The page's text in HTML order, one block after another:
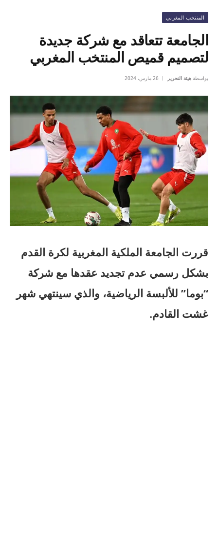
المنتخب المغربي
الجامعة تتعاقد مع شركة جديدة
لتصميم قميص المنتخب المغربي
بواسطة هيئة التحرير 26 مارس، 2024
قررت الجامعة الملكية المغربية لكرة القدم
بشكل رسمي عدم تجديد عقدها مع شركة
“بوما” للألبسة الرياضية، والذي سينتهي شهر
غشت القادم.